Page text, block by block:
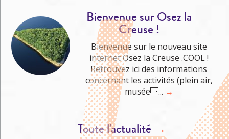
Bienvenue sur Osez la
Creuse !
Bienvenue sur le nouveau site
internet Osez la Creuse .COOL !
Retrouvez ici des informations
concernant les activités (plein air,
musée... →
Toute l'actualité →